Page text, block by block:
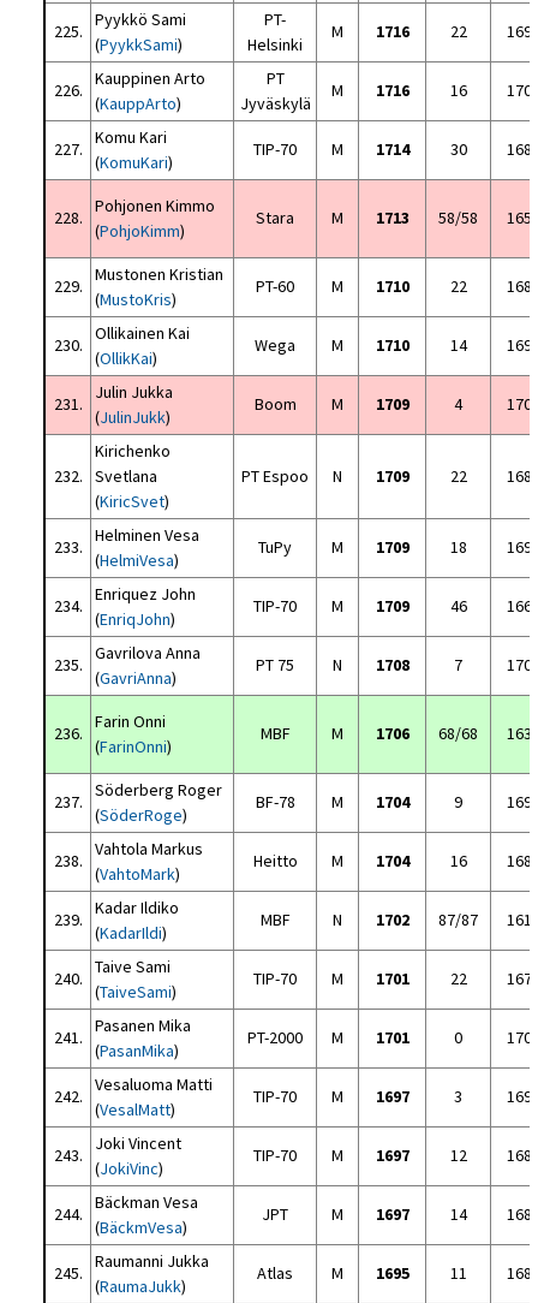
225.
Pyykkö Sami
(PyykkSami)
PT-
Helsinki
M 1716 22
226.
Kauppinen Arto
(KauppArto)
PT
Jyväskylä
M 1716 16
227.
Komu Kari
(KomuKari)
TIP-70 M 1714 30
228.
Pohjonen Kimmo
(PohjoKimm)
Stara M 1713 58/58
229.
Mustonen Kristian
(MustoKris)
PT-60 M 1710 22
230.
Ollikainen Kai
(OllikKai)
Wega M 1710 14
231.
Julin Jukka
(JulinJukk)
Boom M 1709 4
232.
Kirichenko
Svetlana
(KiricSvet)
PT Espoo N 1709 22
233.
Helminen Vesa
(HelmiVesa)
TuPy M 1709 18
234.
Enriquez John
(EnriqJohn)
TIP-70 M 1709 46
235.
Gavrilova Anna
(GavriAnna)
PT 75 N 1708 7
236.
Farin Onni
(FarinOnni)
MBF M 1706 68/68
237.
Söderberg Roger
(SöderRoge)
BF-78 M 1704 9
238.
Vahtola Markus
(VahtoMark)
Heitto M 1704 16
239.
Kadar Ildiko
(KadarIldi)
MBF N 1702 87/87
240.
Taive Sami
(TaiveSami)
TIP-70 M 1701 22
241.
Pasanen Mika
(PasanMika)
PT-2000 M 1701 0
242.
Vesaluoma Matti
(VesalMatt)
TIP-70 M 1697 3
243.
Joki Vincent
(JokiVinc)
TIP-70 M 1697 12
244.
Bäckman Vesa
(BäckmVesa)
JPT M 1697 14
245.
Raumanni Jukka
(RaumaJukk)
Atlas M 1695 11